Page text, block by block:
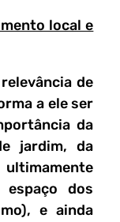
local e
de
a ele ser
da
jardim, da
dos
e ainda